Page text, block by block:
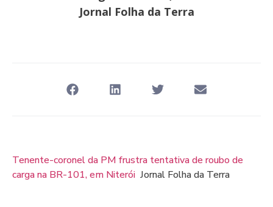
Jornal Folha da Terra
Tenente-coronel da PM frustra tentativa de roubo de
carga na BR-101, em Niterói Jornal Folha da Terra